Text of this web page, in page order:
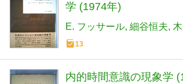
学 (1974年)
E. フッサール 細谷恒夫
13
内的時間意識の現象学